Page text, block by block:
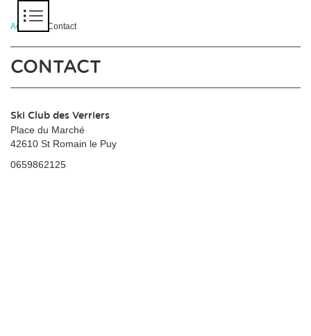
Accueil > Contact
CONTACT
Ski Club des Verriers
Place du Marché
42610 St Romain le Puy
0659862125